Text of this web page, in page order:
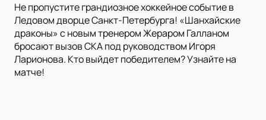
Не пропустите грандиозное хоккейное событие в
Ледовом дворце Санкт-Петербурга! «Шанхайские
драконы» с новым тренером Жераром Галланом
бросают вызов СКА под руководством Игоря
Ларионова. Кто выйдет победителем? Узнайте на
матче!